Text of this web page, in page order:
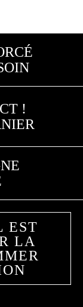
!
EST
LA